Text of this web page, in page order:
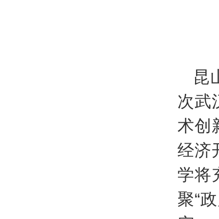
昆
次武
术创
经济
学将
聚“